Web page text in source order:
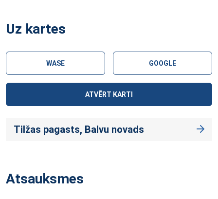
Uz kartes
WASE GOOGLE
ATVĒRT KARTI
Tilžas pagasts, Balvu novads
Atsauksmes